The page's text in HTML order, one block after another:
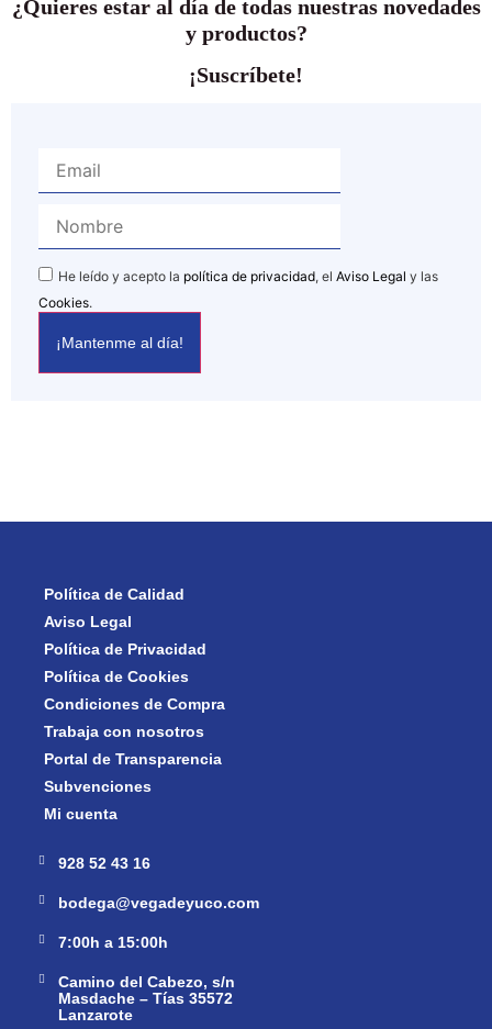
¿Quieres estar al día de todas nuestras novedades
y productos?
¡Suscríbete!
He leído y acepto la política de privacidad, el Aviso Legal y las
Cookies.
Política de Calidad
Aviso Legal
Política de Privacidad
Política de Cookies
Condiciones de Compra
Trabaja con nosotros
Portal de Transparencia
Subvenciones
Mi cuenta
928 52 43 16
bodega@vegadeyuco.com
7:00h a 15:00h
Camino del Cabezo, s/n
Masdache – Tías 35572
Lanzarote